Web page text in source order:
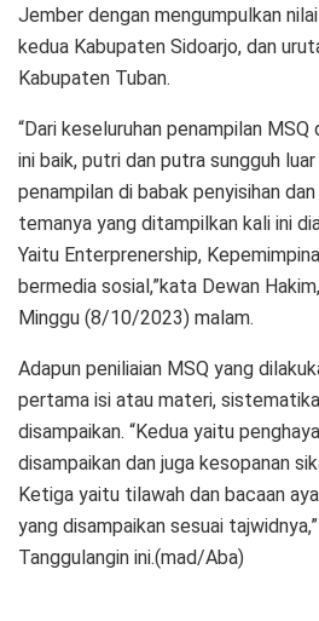
Jember dengan mengumpulkan
kedua Kabupaten Sidoarjo, dan
Kabupaten Tuban.
“Dari keseluruhan penampilan
ini baik, putri dan putra sungguh
penampilan di babak penyisihan
temanya yang ditampilkan kali ini
Yaitu Enterprenership,
bermedia sosial,”kata Dewan
Minggu (8/10/2023) malam.
Adapun peniliaian MSQ yang
pertama isi atau materi,
disampaikan. “Kedua yaitu
disampaikan dan juga kesopanan
Ketiga yaitu tilawah dan bacaan
yang disampaikan sesuai
Tanggulangin ini.(mad/Aba)